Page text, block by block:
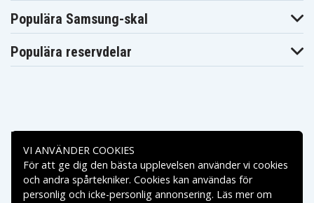
Populära Samsung-skal
Populära reservdelar
Betalningsalternativ
Leveransalternativ
VI ANVÄNDER COOKIES
För att ge dig den bästa upplevelsen använder vi cookies
och andra spårtekniker. Cookies kan användas för
personlig och icke-personlig annonsering. Läs mer om